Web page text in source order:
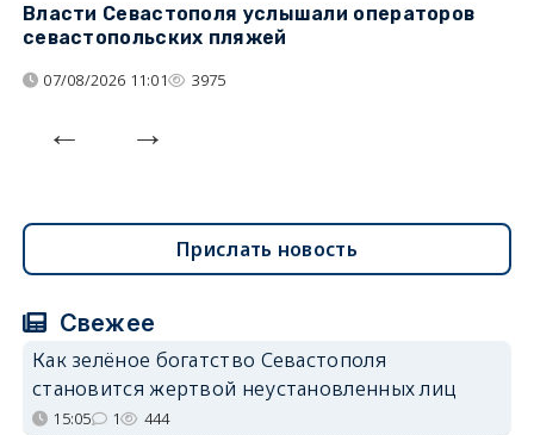
Власти Севастополя услышали операторов
севастопольских пляжей
07/08/2026 11:01 3975
Прислать новость
Свежее
Как зелёное богатство Севастополя
становится жертвой неустановленных лиц
15:05 1 444